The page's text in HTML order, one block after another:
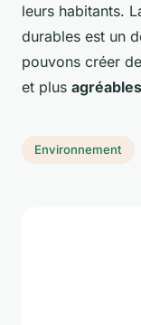
leurs habitants.
durables est un
pouvons créer
et plus agréables
Environnement